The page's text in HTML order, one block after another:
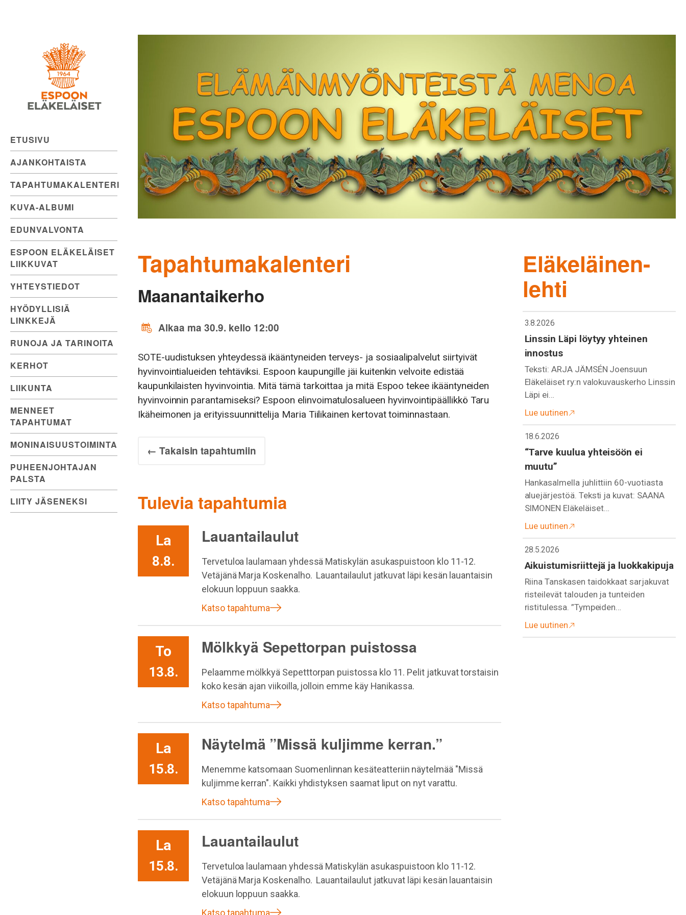
Espoon
Eläkeläiset
ry
menoa.
ETUSIVU
AJANKOHTAISTA
TAPAHTUMAKALENTERI
KUVA-ALBUMI
EDUNVALVONTA
ESPOON ELÄKELÄISET
LIIKKUVAT
YHTEYSTIEDOT
HYÖDYLLISIÄ
LINKKEJÄ
RUNOJA JA TARINOITA
KERHOT
LIIKUNTA
MENNEET
TAPAHTUMAT
MONINAISUUSTOIMINTA
PUHEENJOHTAJAN
PALSTA
LIITY JÄSENEKSI
Tapahtumakalenteri
Maanantaikerho
Alkaa ma 30.9. kello 12:00
SOTE-uudistuksen yhteydessä ikääntyneiden terveys- ja sosiaalipalvelut siirtyivät
hyvinvointialueiden tehtäviksi. Espoon kaupungille jäi kuitenkin velvoite edistää
kaupunkilaisten hyvinvointia. Mitä tämä tarkoittaa ja mitä Espoo tekee ikääntyneiden
hyvinvoinnin parantamiseksi? Espoon elinvoimatulosalueen hyvinvointipäällikkö Taru
Ikäheimonen ja erityissuunnittelija Maria Tiilikainen kertovat toiminnastaan.
← Takaisin tapahtumiin
Tulevia tapahtumia
La
8.8.
Lauantailaulut
Tervetuloa laulamaan yhdessä Matiskylän asukaspuistoon klo 11-12.
Vetäjänä Marja Koskenalho. Lauantailaulut jatkuvat läpi kesän lauantaisin
elokuun loppuun saakka.
Katso tapahtuma
To
13.8.
Mölkkyä Sepettorpan puistossa
Pelaamme mölkkyä Sepetttorpan puistossa klo 11. Pelit jatkuvat torstaisin
koko kesän ajan viikoilla, jolloin emme käy Hanikassa.
Katso tapahtuma
La
15.8.
Näytelmä ”Missä kuljimme kerran.”
Menemme katsomaan Suomenlinnan kesäteatteriin näytelmää "Missä
kuljimme kerran". Kaikki yhdistyksen saamat liput on nyt varattu.
Katso tapahtuma
La
15.8.
Lauantailaulut
Tervetuloa laulamaan yhdessä Matiskylän asukaspuistoon klo 11-12.
Vetäjänä Marja Koskenalho. Lauantailaulut jatkuvat läpi kesän lauantaisin
elokuun loppuun saakka.
Katso tapahtuma
Eläkeläinen-
lehti
3.8.2026
Linssin Läpi löytyy yhteinen
innostus
Teksti: ARJA JÄMSÉN Joensuun
Eläkeläiset ry:n valokuvauskerho Linssin
Läpi ei…
Lue uutinen
18.6.2026
“Tarve kuulua yhteisöön ei
muutu”
Hankasalmella juhlittiin 60-vuotiasta
aluejärjestöä. Teksti ja kuvat: SAANA
SIMONEN Eläkeläiset…
Lue uutinen
28.5.2026
Aikuistumisriittejä ja luokkakipuja
Riina Tanskasen taidokkaat sarjakuvat
risteilevät talouden ja tunteiden
ristitulessa. ”Tympeiden…
Lue uutinen